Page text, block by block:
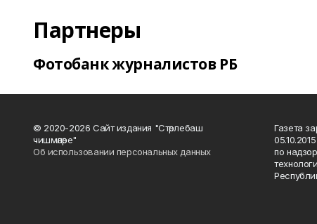
Партнеры
Фотобанк журналистов РБ
© 2020-2026 Сайт издания "Стәрлебаш
чишмәләре"
Об использовании персональных данных
Газета
по